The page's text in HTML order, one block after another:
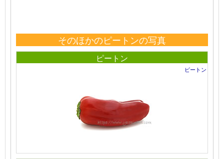
そのほかのピートンの写真
ピートン
ピートン